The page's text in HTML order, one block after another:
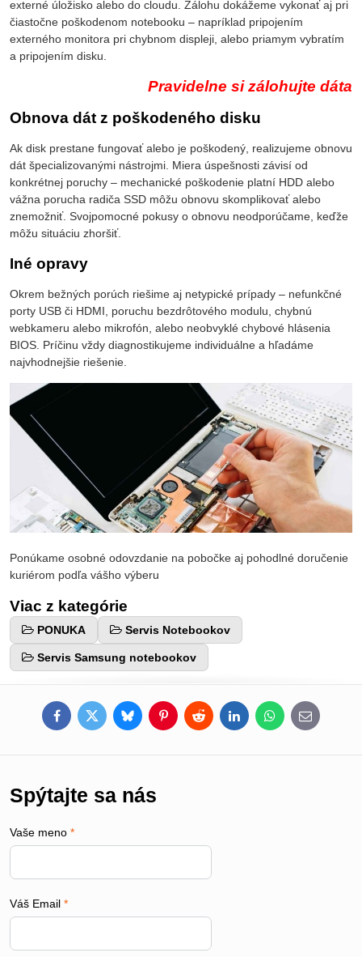
externé úložisko alebo do cloudu. Zálohu dokážeme vykonať aj pri
čiastočne poškodenom notebooku – napríklad pripojením
externého monitora pri chybnom displeji, alebo priamym vybratím
a pripojením disku.
Pravidelne si zálohujte dáta
Obnova dát z poškodeného disku
Ak disk prestane fungovať alebo je poškodený, realizujeme obnovu
dát špecializovanými nástrojmi. Miera úspešnosti závisí od
konkrétnej poruchy – mechanické poškodenie platní HDD alebo
vážna porucha radiča SSD môžu obnovu skomplikovať alebo
znemožniť. Svojpomocné pokusy o obnovu neodporúčame, keďže
môžu situáciu zhoršiť.
Iné opravy
Okrem bežných porúch riešime aj netypické prípady – nefunkčné
porty USB či HDMI, poruchu bezdrôtového modulu, chybnú
webkameru alebo mikrofón, alebo neobvyklé chybové hlásenia
BIOS. Príčinu vždy diagnostikujeme individuálne a hľadáme
najvhodnejšie riešenie.
Ponúkame osobné odovzdanie na pobočke aj pohodlné doručenie
kuriérom podľa vášho výberu
Viac z kategórie
PONUKA Servis Notebookov
Servis Samsung notebookov
FacebookTwitterBlueskyPinterestRedditLinkedInWhatsApp
E-
mail
Spýtajte sa nás
Vaše meno *
Váš Email *